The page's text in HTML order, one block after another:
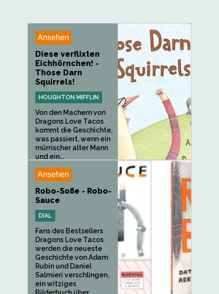
Ansehen
Diese verflixten
Eichhörnchen! -
Those Darn
Squirrels!
HOUGHTON MIFFLIN
Von den Machern von
Dragons Love Tacos
kommt die Geschichte,
was passiert, wenn ein
mürrischer alter Mann
und ein...
Ansehen
Robo-Soße - Robo-
Sauce
DIAL
Fans des Bestsellers
Dragons Love Tacos
werden die neueste
Geschichte von Adam
Rubin und Daniel
Salmieri verschlingen,
ein witziges